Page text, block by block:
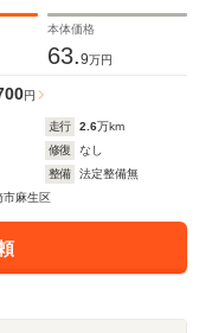
本体価格
63.9万円
円
走行 2.6万km
修復
なし
整備
法定整備無
市麻生区